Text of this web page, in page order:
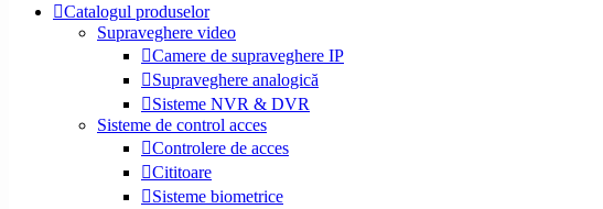
Catalogul produselor
Supraveghere video
Camere de supraveghere IP
Supraveghere analogică
Sisteme NVR & DVR
Sisteme de control acces
Controlere de acces
Cititoare
Sisteme biometrice